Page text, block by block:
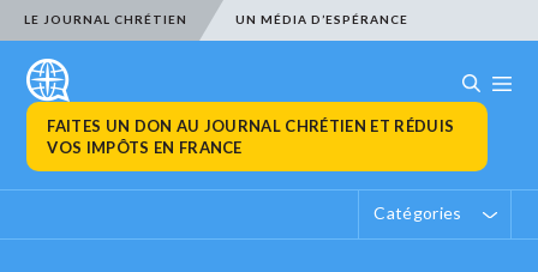
LE JOURNAL CHRÉTIEN UN MÉDIA D’ESPÉRANCE
FAITES UN DON AU JOURNAL CHRÉTIEN ET RÉDUIS
VOS IMPÔTS EN FRANCE
Catégories